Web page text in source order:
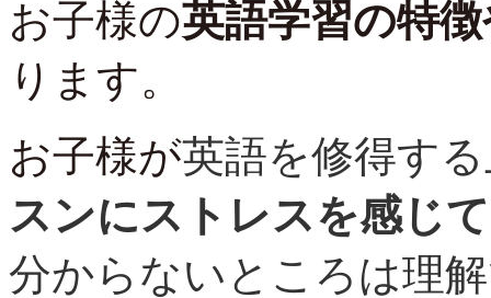
お子様の英語学習の特
ります。
お子様が英語を修得す
スンにストレスを感じ
分からないところは理